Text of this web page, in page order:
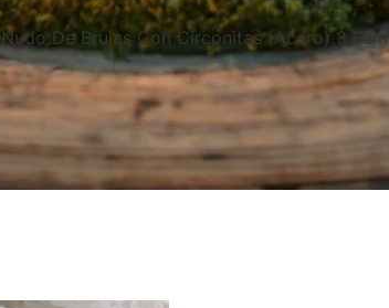
Nudo De Brujas Con Circonitas (acero) 3,5cm